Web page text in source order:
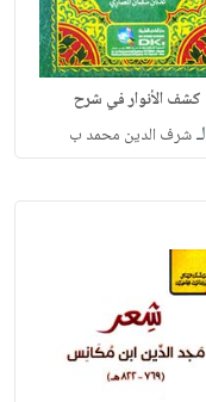
كشف الأنوار في شرح
لـشرف الدين محمد ب